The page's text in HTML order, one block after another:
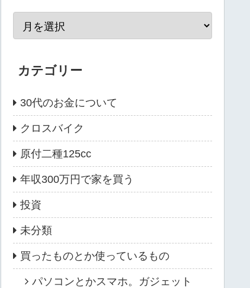
カテゴリー
30代のお金について
クロスバイク
原付二種125cc
年収300万円で家を買う
投資
未分類
買ったものとか使っているもの
パソコンとかスマホ。ガジェット